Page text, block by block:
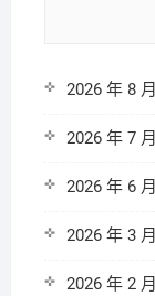
2026 年 8 月
2026 年 7 月
2026 年 6 月
2026 年 3 月
2026 年 2 月